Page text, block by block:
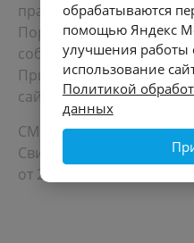
права защищены.
Портал Санкт-
событиях, последних
При перепечатке
сайт обязательна.
СМИ
Свидетельство
от 22.05.2018
обрабатываются
помощью Яндекс
улучшения работы
использование
Политикой
данных